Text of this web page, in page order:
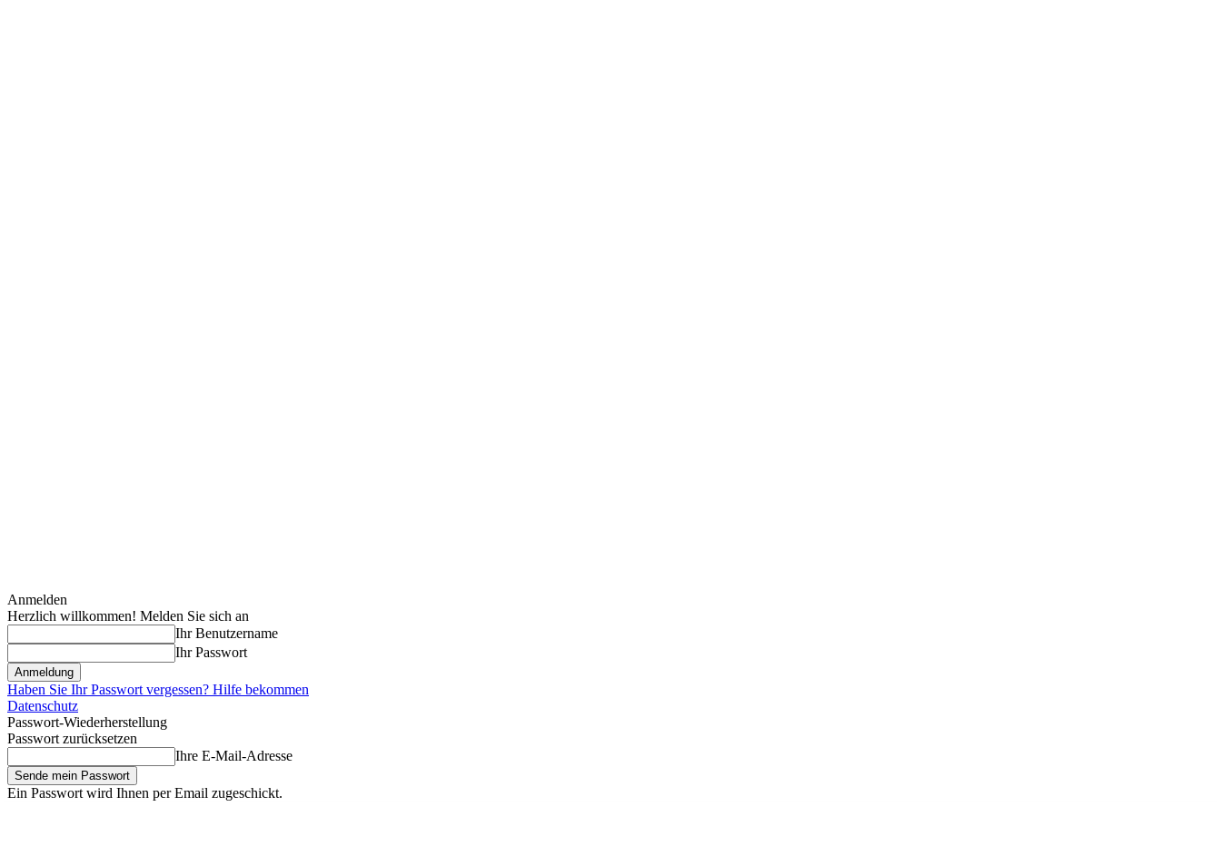
Anmelden
Herzlich willkommen! Melden Sie sich an
Ihr Benutzername
Ihr Passwort
Haben Sie Ihr Passwort vergessen? Hilfe bekommen
Datenschutz
Passwort-Wiederherstellung
Passwort zurücksetzen
Ihre E-Mail-Adresse
Ein Passwort wird Ihnen per Email zugeschickt.